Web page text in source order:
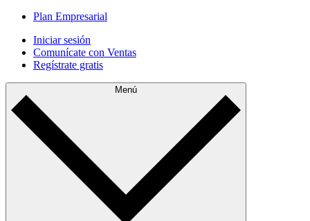
Plan Empresarial
Iniciar sesión
Comunícate con Ventas
Regístrate gratis
Menú